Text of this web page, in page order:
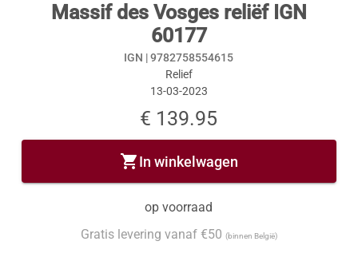
Massif des Vosges reliëf IGN
60177
IGN |9782758554615
Relief
13-03-2023
€ 139.95
shopping_cartIn winkelwagen
op voorraad
Gratis levering vanaf €50 (binnen België)